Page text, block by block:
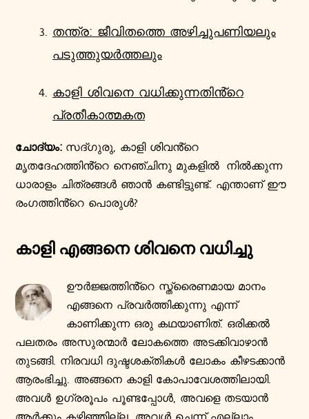
തന്ത്ര: ജീവിതത്തെ അഴിച്ചുപണിയലും
പടുത്തുയർത്തലും
കാളി ശിവനെ വധിക്കുന്നതിൻ്റെ
പ്രതീകാത്മകത
ചോദ്യം: സദ്ഗുരു, കാളി ശിവൻ്റെ
മൃതദേഹത്തിൻ്റെ നെഞ്ചിനു മുകളിൽ നിൽക്കുന്ന
ധാരാളം ചിത്രങ്ങൾ ഞാൻ കണ്ടിട്ടുണ്ട്. എന്താണ് ഈ
രംഗത്തിൻ്റെ പൊരുൾ?
കാളി എങ്ങനെ ശിവനെ വധിച്ചു
ഊർജ്ജത്തിൻ്റെ സ്ത്രൈണമായ മാനം
എങ്ങനെ പ്രവർത്തിക്കുന്നു എന്ന്
കാണിക്കുന്ന ഒരു കഥയാണിത്. ഒരിക്കൽ
പലതരം അസുരന്മാർ ലോകത്തെ അടക്കിവാഴാൻ
തുടങ്ങി. നിരവധി ദുഷ്ടശക്തികൾ ലോകം കീഴടക്കാൻ
ആരംഭിച്ചു. അങ്ങനെ കാളി കോപാവേശത്തിലായി.
അവൾ ഉഗ്രരൂപം പൂണ്ടപ്പോൾ, അവളെ തടയാൻ
ആർക്കും കഴിഞ്ഞില്ല. അവൾ ചെന്ന് എല്ലാം